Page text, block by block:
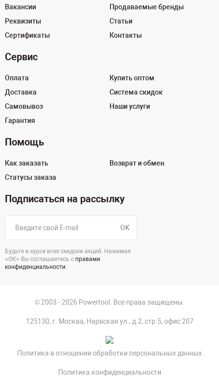
Вакансии
Реквизиты
Сертификаты
Продаваемые бренды
Статьи
Контакты
Сервис
Оплата
Доставка
Самовывоз
Гарантия
Купить оптом
Система скидок
Наши услуги
Помощь
Как заказать
Статусы заказа
Возврат и обмен
Подписаться на рассылку
OK
Будьте в курсе всех скидоки акций. Нажимая
«ОК» Вы соглашаетесь с правами
конфиденциальности.
© 2003 - 2026 Powertool. Все права защищены.
125130, г. Москва, Нарвская ул., д.2, стр.5, офис 207
Политика в отношении обработки персональных данных
Политика конфиденциальности